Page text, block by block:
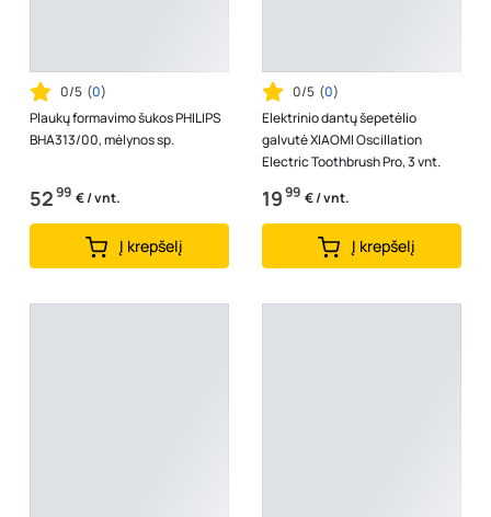
0/5 (0)
Plaukų formavimo šukos PHILIPS
BHA313/00, mėlynos sp.
5299 € / vnt.
Į krepšelį
0/5 (0)
Elektrinio dantų šepetėlio
galvutė XIAOMI Oscillation
Electric Toothbrush Pro, 3 vnt.
1999 € / vnt.
Į krepšelį